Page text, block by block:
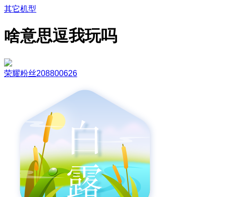
其它机型
啥意思逗我玩吗
荣耀粉丝208800626